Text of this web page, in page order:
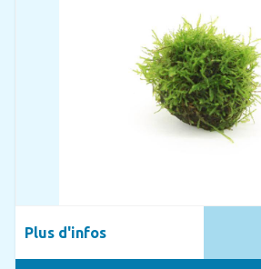
Plus d'infos